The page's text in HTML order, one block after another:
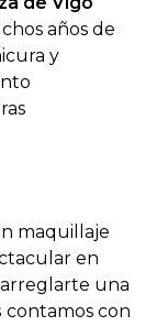
años de
y
maquillaje
en
una
contamos con